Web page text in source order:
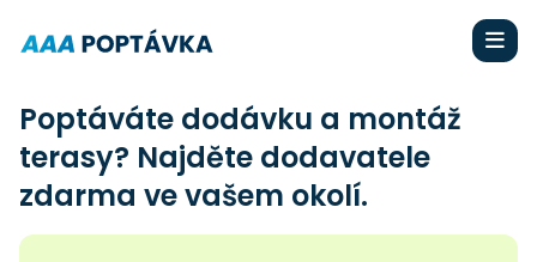
Poptáváte dodávku a montáž
terasy? Najděte dodavatele
zdarma ve vašem okolí.